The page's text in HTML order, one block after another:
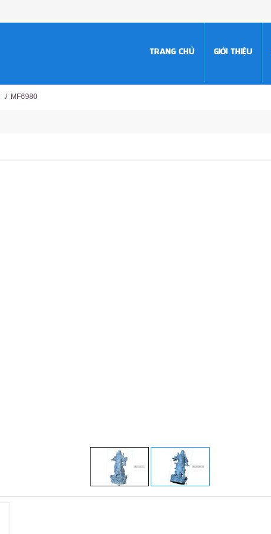
TRANG CHỦ GIỚI THIỆU
/ MF6980